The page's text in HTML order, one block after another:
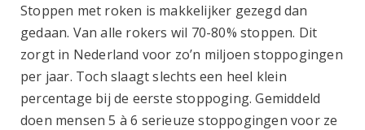
Stoppen met roken is makkelijker gezegd dan
gedaan. Van alle rokers wil 70-80% stoppen. Dit
zorgt in Nederland voor zo’n miljoen stoppogingen
per jaar. Toch slaagt slechts een heel klein
percentage bij de eerste stoppoging. Gemiddeld
doen mensen 5 à 6 serieuze stoppogingen voor ze